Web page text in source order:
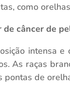
como
câncer de
intensa
As raças
pontas de